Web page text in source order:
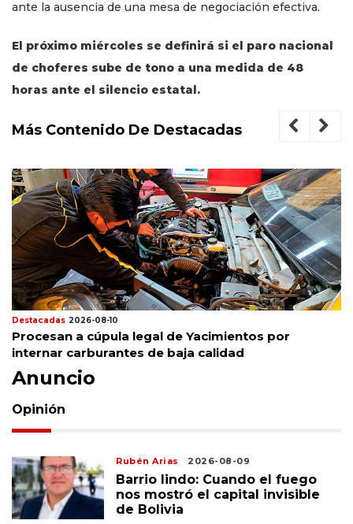
ante la ausencia de una mesa de negociación efectiva.
El próximo miércoles se definirá si el paro nacional
de choferes sube de tono a una medida de 48
horas ante el silencio estatal.
Más Contenido De Destacadas
Destacadas 2026-08-10
Procesan a cúpula legal de Yacimientos por
internar carburantes de baja calidad
Anuncio
Opinión
Rubén Arias 2026-08-09
Barrio lindo: Cuando el fuego
nos mostró el capital invisible
de Bolivia